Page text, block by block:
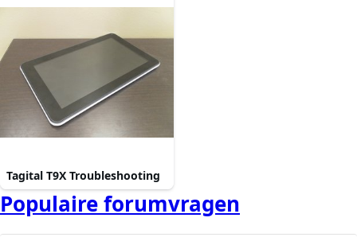
Tagital T9X Troubleshooting
Populaire forumvragen